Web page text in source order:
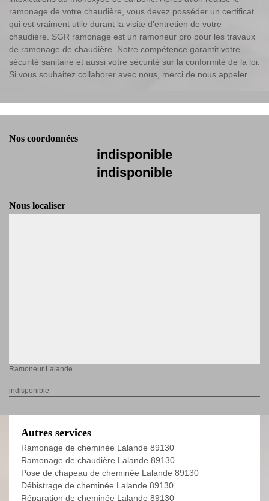
ramonage de votre chaudière, vous devez posséder un certificat
qui est vraiment utile durant la visite d’entretien de votre
chaudière. SGR ramonage est un ramoneur pro pour les travaux
de ramonage de chaudière. Notre compétence garantit votre
sécurité sanitaire et aussi votre sécurité sur la conformité de la loi.
Si vous souhaitez collaborer avec nous, merci de nous appeler.
Nos coordonnées
indisponible
indisponible
Nous localiser
Ramoneur Lalande
indisponible
Autres services
Ramonage de cheminée Lalande 89130
Ramonage de chaudière Lalande 89130
Pose de chapeau de cheminée Lalande 89130
Débistrage de cheminée Lalande 89130
Réparation de cheminée Lalande 89130